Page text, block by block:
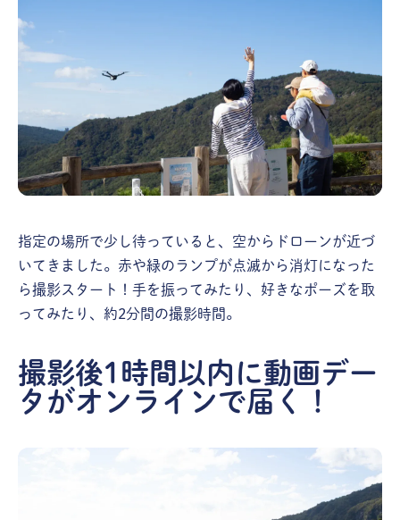
指定の場所で少し待っていると、空からドローンが近づ
いてきました。赤や緑のランプが点滅から消灯になった
ら撮影スタート！手を振ってみたり、好きなポーズを取
ってみたり、約2分間の撮影時間。
撮影後1時間以内に動画デー
タがオンラインで届く！